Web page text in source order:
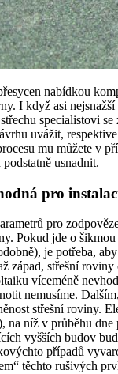
nabídkou
I když asi nejsnažší
specialistovi
uvážit,
mu můžete v
usnadnit.
pro
pro
Pokud jde o
je potřeba,
západ, střešní roviny
víceméně
nemusíme.
střešní ­roviny.
na níž v průběhu
vyšších budov
případů
těchto rušivých